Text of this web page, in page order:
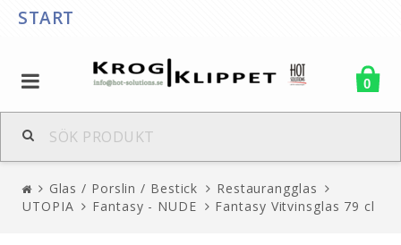
START
0
Glas / Porslin / Bestick
Restaurangglas
UTOPIA
Fantasy - NUDE Fantasy Vitvinsglas 79 cl